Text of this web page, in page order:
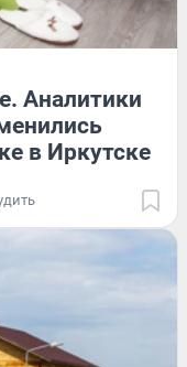
Аналитики
в Иркутске